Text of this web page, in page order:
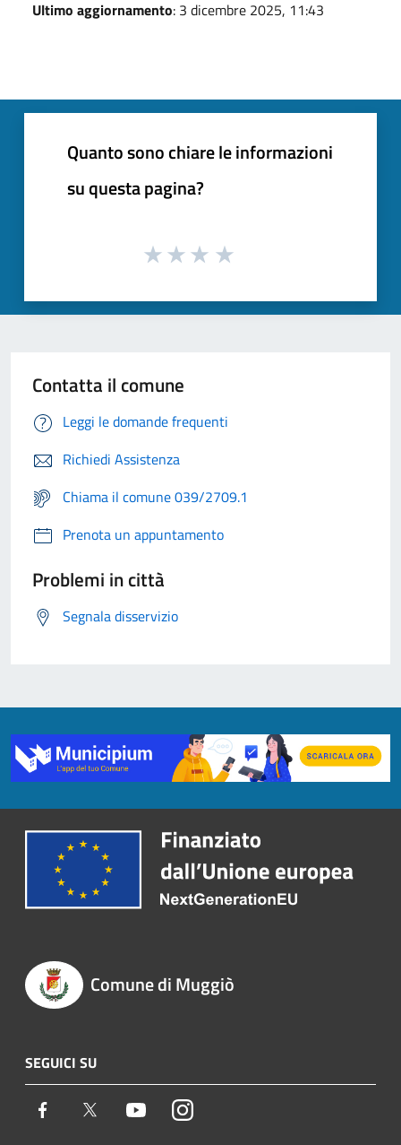
Ultimo aggiornamento: 3 dicembre 2025, 11:43
Quanto sono chiare le informazioni
su questa pagina?
Contatta il comune
Leggi le domande frequenti
Richiedi Assistenza
Chiama il comune 039/2709.1
Prenota un appuntamento
Problemi in città
Segnala disservizio
Comune di Muggiò
SEGUICI SU
Facebook Twitter YoutubeInstagram